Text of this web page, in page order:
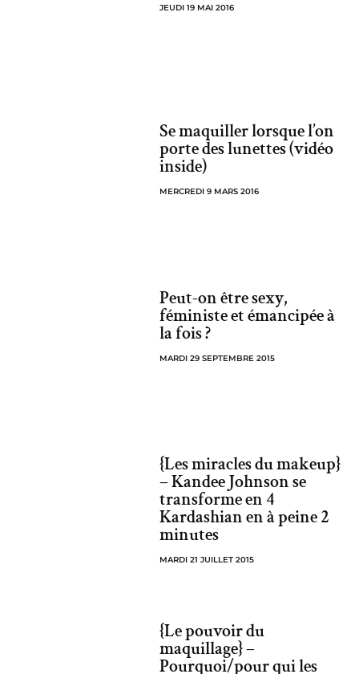
JEUDI 19 MAI 2016
Se maquiller lorsque l’on
porte des lunettes (vidéo
inside)
MERCREDI 9 MARS 2016
Peut-on être sexy,
féministe et émancipée à
la fois ?
MARDI 29 SEPTEMBRE 2015
{Les miracles du makeup}
– Kandee Johnson se
transforme en 4
Kardashian en à peine 2
minutes
MARDI 21 JUILLET 2015
{Le pouvoir du
maquillage} –
Pourquoi/pour qui les